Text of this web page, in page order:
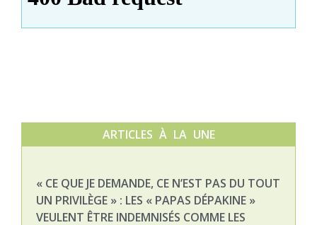
ARTICLES À LA UNE
« CE QUE JE DEMANDE, CE N’EST PAS DU TOUT
UN PRIVILÈGE » : LES « PAPAS DÉPAKINE »
VEULENT ÊTRE INDEMNISÉS COMME LES